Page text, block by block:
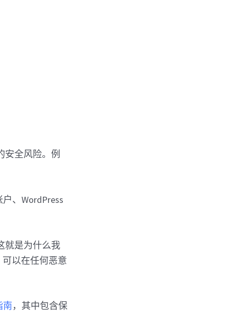
安全风险。例
、WordPress
就是为什么我
以在任何恶意
南，其中包含保